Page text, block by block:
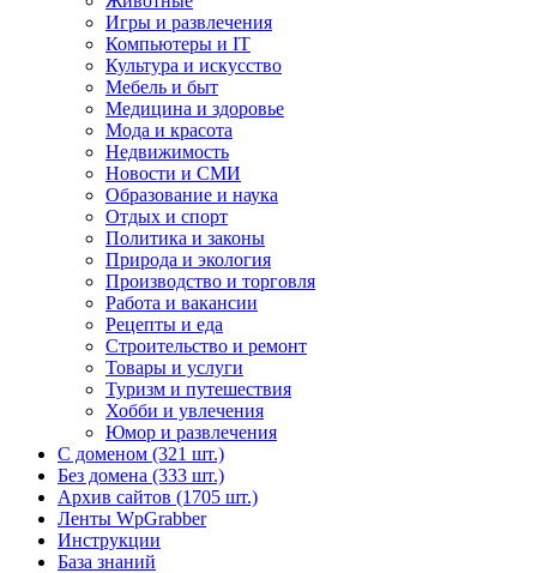
Игры и развлечения
Компьютеры и IT
Культура и искусство
Мебель и быт
Медицина и здоровье
Мода и красота
Недвижимость
Новости и СМИ
Образование и наука
Отдых и спорт
Политика и законы
Природа и экология
Производство и торговля
Работа и вакансии
Рецепты и еда
Строительство и ремонт
Товары и услуги
Туризм и путешествия
Хобби и увлечения
Юмор и развлечения
С доменом (321 шт.)
Без домена (333 шт.)
Архив сайтов (1705 шт.)
Ленты WpGrabber
Инструкции
База знаний